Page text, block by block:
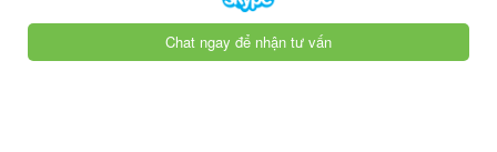
Chat ngay để nhận tư vấn